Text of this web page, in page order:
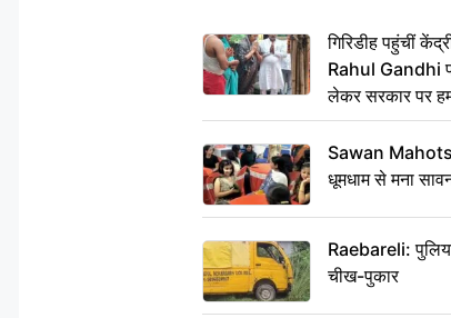
गिरिडीह पहुंचीं
Rahul Gandhi
लेकर सरकार पर
Sawan
धूमधाम से मना
Raebareli:
चीख-पुकार